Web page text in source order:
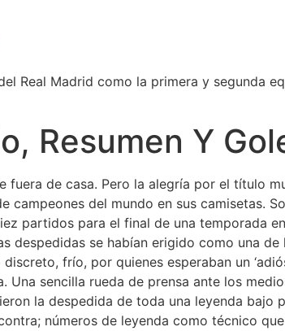
Real Madrid como la primera y segunda
Resumen Y
de casa. Pero la alegría por el título
del mundo en sus camisetas.
partidos para el final de una temporada
despedidas se habían erigido como una de
frío, por quienes esperaban un
Una sencilla rueda de prensa ante los
la despedida de toda una leyenda bajo
números de leyenda como técnico